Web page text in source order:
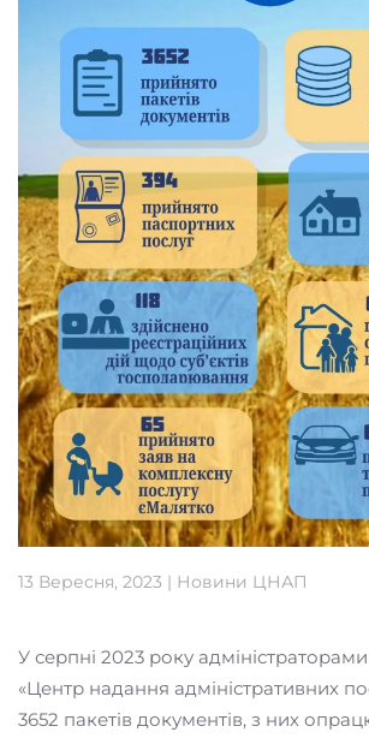
13 Вересня, 2023 | Новини ЦНАП
У серпні 2023 року
«Центр надання адміністративних
3652 пакетів документів, з них